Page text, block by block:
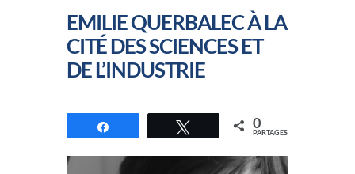
EMILIE QUERBALEC À LA
CITÉ DES SCIENCES ET
DE L’INDUSTRIE
Tweetez 0
PARTAGES